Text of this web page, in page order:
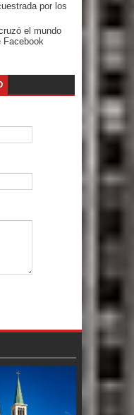
por los
el mundo
Facebook